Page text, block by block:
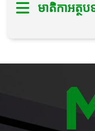
មាតិកាអត្ថប